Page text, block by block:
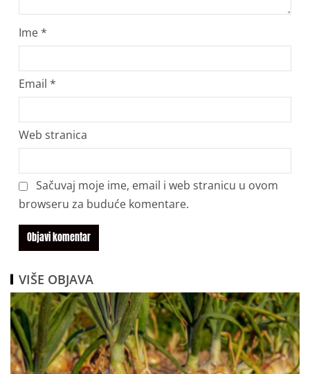
Ime*
Email *
Web stranica
Sačuvaj moje ime, email i web stranicu u ovom
browseru za buduće komentare.
VIŠE OBJAVA